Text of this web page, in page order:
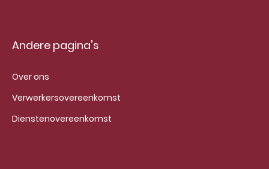
Andere pagina's
Over ons
Verwerkersovereenkomst
Dienstenovereenkomst